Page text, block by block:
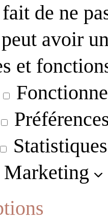
de ne
avoir
et
Statistiques
Marketing